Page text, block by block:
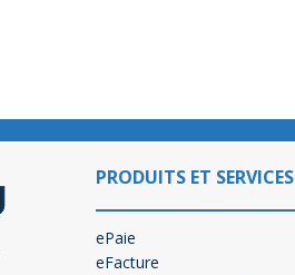
PRODUITS ET SERVICES
ePaie
eFacture